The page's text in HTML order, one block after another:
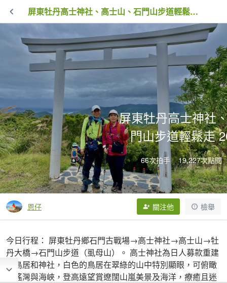
屏東牡丹高士神社、高士山、石門山步道輕鬆走 2021/11/28
屏東牡丹高士神社
門山步道輕鬆走
66次拍手 19,227次點閱
恩仔 關注他 檢舉
今日行程： 屏東牡丹鄉石門古戰場→高士神社→高士山→牡
丹大橋→石門山步道（虱母山）。 高士神社為日人募款重建
的鳥居和神社，白色的鳥居在翠綠的山中特別顯眼，可俯瞰
八瑤灣與海峽，登高遠望賞遼闊山嵐美景及海洋，療癒且迷